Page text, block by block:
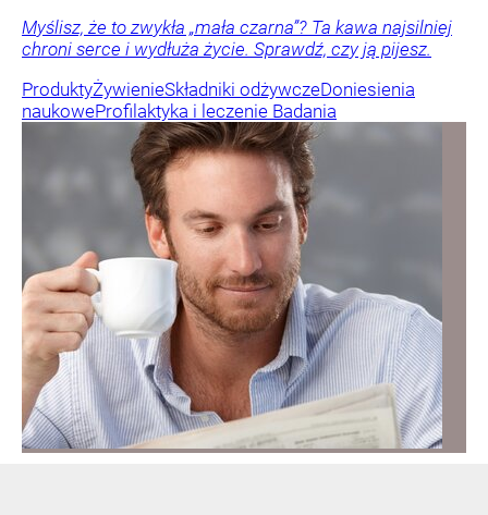
Myślisz, że to zwykła „mała czarna”? Ta kawa najsilniej
chroni serce i wydłuża życie. Sprawdź, czy ją pijesz.
ProduktyŻywienieSkładniki odżywczeDoniesienia
naukoweProfilaktyka i leczenie Badania